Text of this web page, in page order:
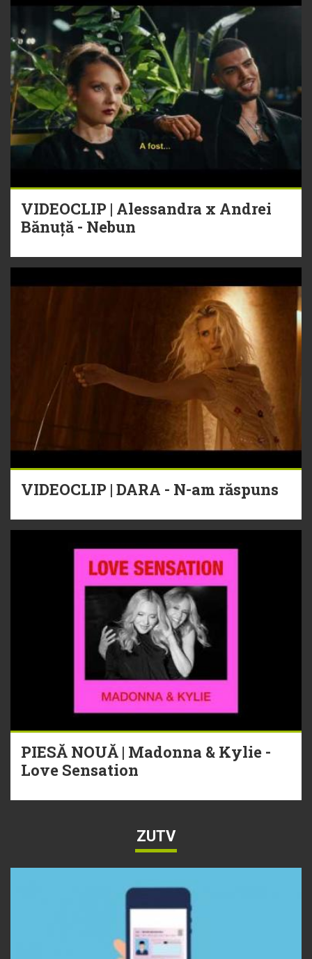
VIDEOCLIP | Alessandra x Andrei
Bănuță - Nebun
VIDEOCLIP | DARA - N-am răspuns
PIESĂ NOUĂ | Madonna & Kylie -
Love Sensation
ZUTV